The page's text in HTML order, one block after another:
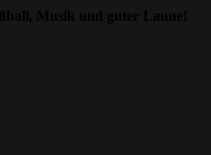
Musik und guter Laune!